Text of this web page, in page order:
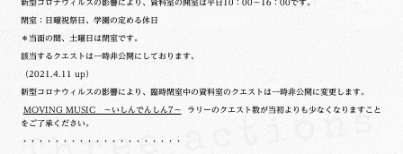
新型コロナウィルスの影響により、資料室の開室は平日10：00～16：00です。
閉室：日曜祝祭日、学園の定める休日
＊当面の間、土曜日は閉室です。
該当するクエストは一時非公開にしております。
（2021.4.11 up）
新型コロナウィルスの影響により、臨時閉室中の資料室のクエストは一時非公開に変更します。
MOVING MUSIC ～いしんでんしん7～ ラリーのクエスト数が当初よりも少なくなりますこと
をご了承ください。
・・・・・・・・・・・・・・・・・・・・